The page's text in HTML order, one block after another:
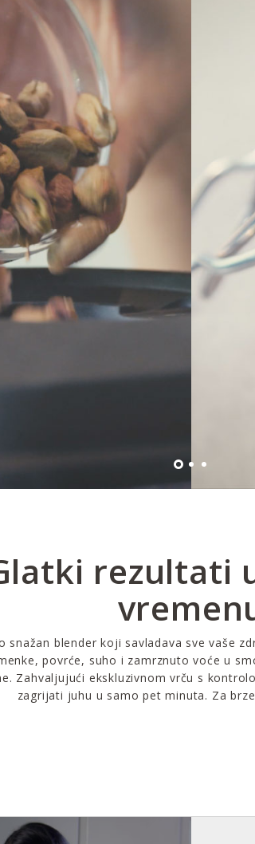
rezultati
snažan blender koji savladava sve vaše
povrće, suho i zamrznuto voće u
Zahvaljujući ekskluzivnom vrču s
zagrijati juhu u samo pet minuta. Za